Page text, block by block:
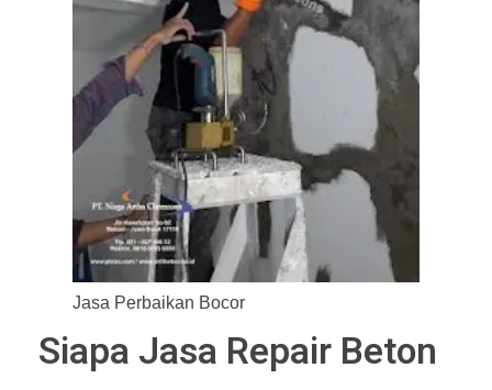
Jasa Perbaikan Bocor
Siapa Jasa Repair Beton